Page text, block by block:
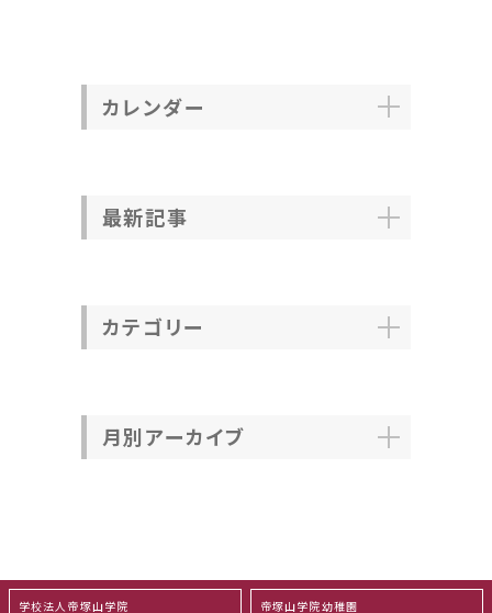
カレンダー
最新記事
カテゴリー
月別アーカイブ
学校法人帝塚山学院 帝塚山学院幼稚園